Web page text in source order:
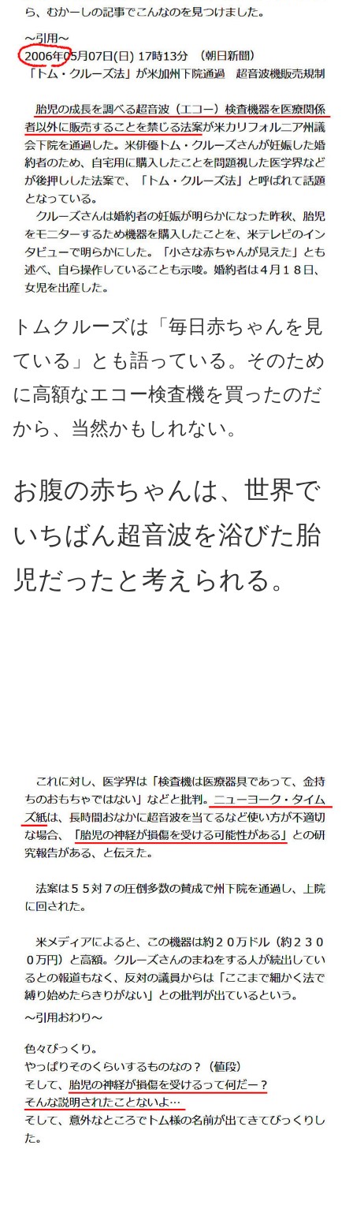
トムクルーズは「毎日赤ちゃんを見
ている」とも語っている。そのため
に高額なエコー検査機を買ったのだ
から、当然かもしれない。
お腹の赤ちゃんは、世界で
いちばん超音波を浴びた胎
児だったと考えられる。